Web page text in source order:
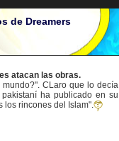
de Dreamers
atacan las obras.
CLaro que lo decía
ha publicado en su
los rincones del Islam".